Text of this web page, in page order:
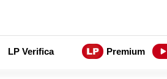
LP Verifica Premium